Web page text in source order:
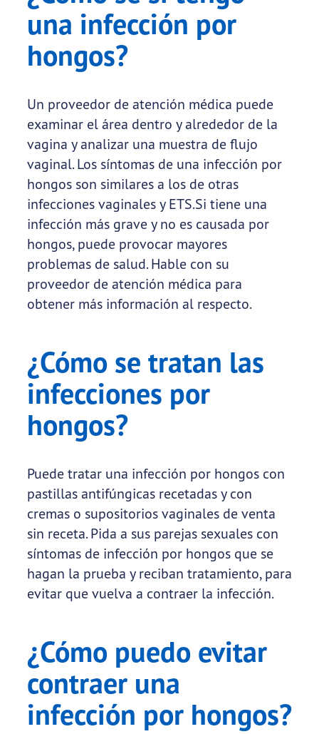
una infección por
hongos?
Un proveedor de atención médica puede
examinar el área dentro y alrededor de la
vagina y analizar una muestra de flujo
vaginal. Los síntomas de una infección por
hongos son similares a los de otras
infecciones vaginales y ETS.Si tiene una
infección más grave y no es causada por
hongos, puede provocar mayores
problemas de salud. Hable con su
proveedor de atención médica para
obtener más información al respecto.
¿Cómo se tratan las
infecciones por
hongos?
Puede tratar una infección por hongos con
pastillas antifúngicas recetadas y con
cremas o supositorios vaginales de venta
sin receta. Pida a sus parejas sexuales con
síntomas de infección por hongos que se
hagan la prueba y reciban tratamiento, para
evitar que vuelva a contraer la infección.
¿Cómo puedo evitar
contraer una
infección por hongos?